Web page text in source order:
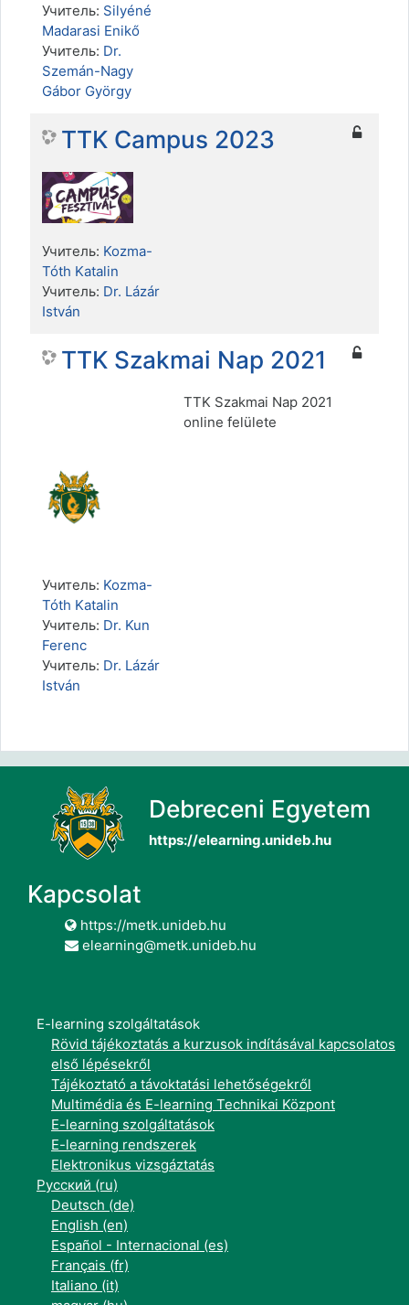
Учитель: Silyéné
Madarasi Enikő
Учитель: Dr.
Szemán-Nagy
Gábor György
TTK Campus 2023
Учитель: Kozma-
Tóth Katalin
Учитель: Dr. Lázár
István
TTK Szakmai Nap 2021
TTK Szakmai Nap 2021
online felülete
Учитель: Kozma-
Tóth Katalin
Учитель: Dr. Kun
Ferenc
Учитель: Dr. Lázár
István
Debreceni Egyetem
https://elearning.unideb.hu
Kapcsolat
https://metk.unideb.hu
elearning@metk.unideb.hu
E-learning szolgáltatások
Rövid tájékoztatás a kurzusok indításával kapcsolatos
első lépésekről
Tájékoztató a távoktatási lehetőségekről
Multimédia és E-learning Technikai Központ
E-learning szolgáltatások
E-learning rendszerek
Elektronikus vizsgáztatás
Русский ‎(ru)‎
Deutsch ‎(de)‎
English ‎(en)‎
Español - Internacional ‎(es)‎
Français ‎(fr)‎
Italiano ‎(it)‎